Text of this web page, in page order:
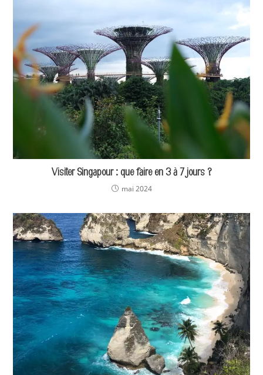
Visiter Singapour : que faire en 3 à 7 jours ?
mai 2024